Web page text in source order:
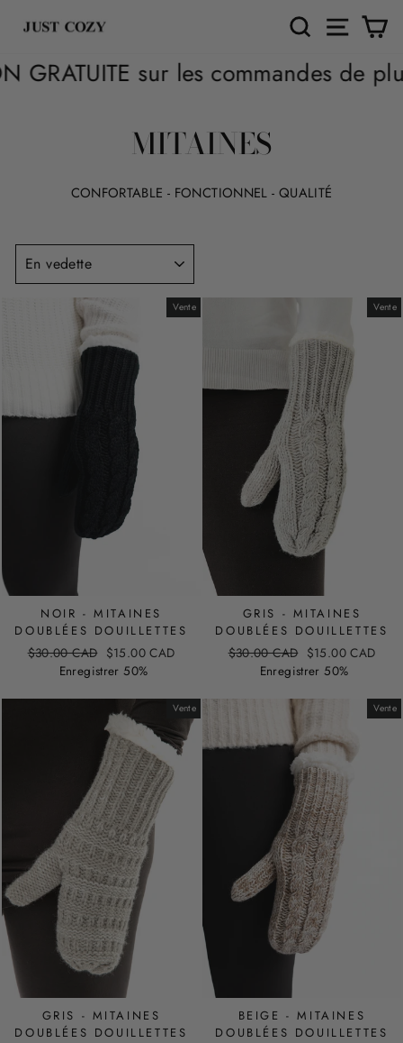
les commandes de plus de 50 $*.
MITAINES
CONFORTABLE - FONCTIONNEL - QUALITÉ
Vente
NOIR - MITAINES
DOUBLÉES DOUILLETTES
Prix
régulier
$30.00 CAD Prix
de
$15.00 CAD
Enregistrer 50%
Vente
GRIS - MITAINES
DOUBLÉES DOUILLETTES
Prix
régulier
$30.00 CAD Prix
de
$15.00 CAD
Enregistrer 50%
Vente
GRIS - MITAINES
DOUBLÉES DOUILLETTES
Vente
BEIGE - MITAINES
DOUBLÉES DOUILLETTES